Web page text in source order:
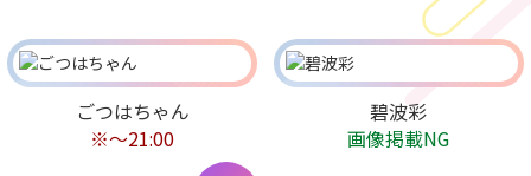
ごつはちゃん
※～21:00
碧波彩
画像掲載NG